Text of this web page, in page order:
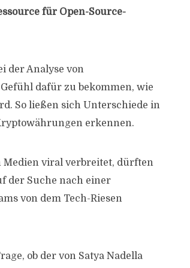
für Open-Source-
der Analyse von
dafür zu bekommen, wie
So ließen sich Unterschiede in
erkennen.
Medien viral verbreitet, dürften
der Suche nach einer
von dem Tech-Riesen
ob der von Satya Nadella